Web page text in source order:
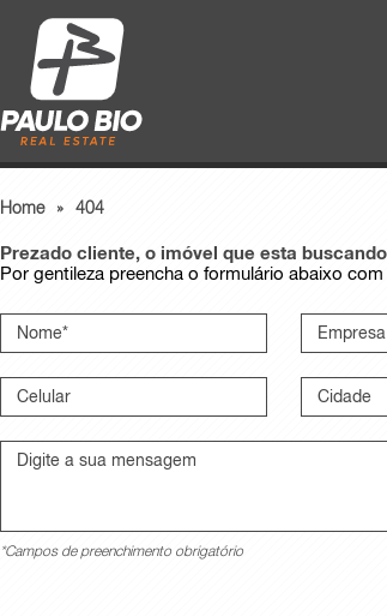
Home » 404
Prezado cliente, o imóvel que esta
Por gentileza preencha o formulário abaixo
*Campos de preenchimento obrigatório